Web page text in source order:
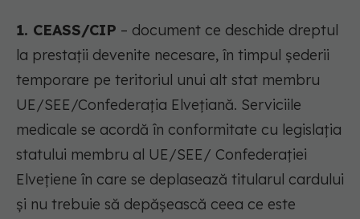
1. CEASS/CIP – document ce deschide dreptul
la prestaţii devenite necesare, în timpul şederii
temporare pe teritoriul unui alt stat membru
UE/SEE/Confederaţia Elveţiană. Serviciile
medicale se acordă în conformitate cu legislaţia
statului membru al UE/SEE/ Confederaţiei
Elveţiene în care se deplasează titularul cardului
şi nu trebuie să depăşească ceea ce este